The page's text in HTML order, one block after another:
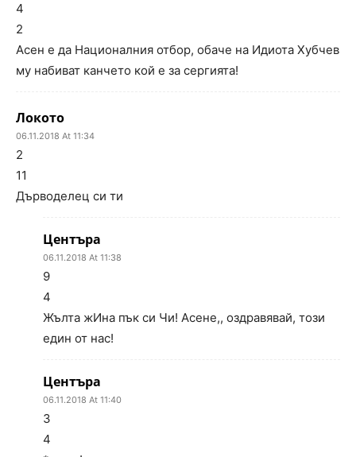
4
2
Асен е да Националния отбор, обаче на Идиота Хубчев
му набиват канчето кой е за сергията!
Локото
06.11.2018 At 11:34
2
11
Дърводелец си ти
Центъра
06.11.2018 At 11:38
9
4
Жълта жИна пък си Чи! Асене,, оздравявай, този
един от нас!
Центъра
06.11.2018 At 11:40
3
4